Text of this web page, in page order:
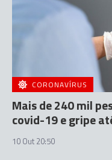
CORONAVÍRUS
Mais de 240 mil
covid-19 e gripe
10 Out 20:50